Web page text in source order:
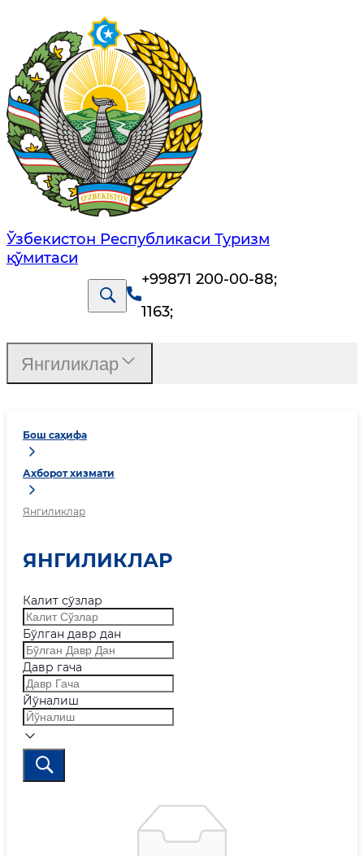
Ўзбекистон Республикаси Туризм
қўмитаси
+99871 200-00-88;
1163;
Бош саҳифа
Ахборот хизмати
Янгиликлар
ЯНГИЛИКЛАР
Калит сўзлар
Бўлган давр дан
Давр гача
Йўналиш
Янгиликлар